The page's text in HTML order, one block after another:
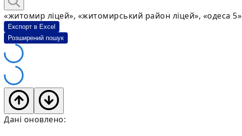
«житомир ліцей», «житомирський район ліцей», «одеса 5»
Експорт в Excel
Розширений пошук
Дані оновлено: